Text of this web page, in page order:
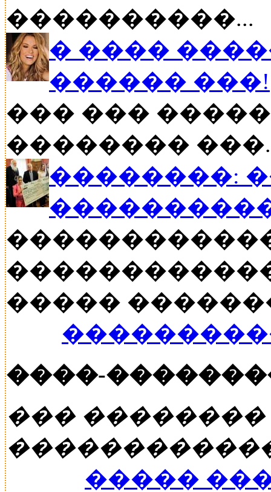
����������...
� ����
������ ���!
��� ���
��������
��������:
�����
����-
���
�����